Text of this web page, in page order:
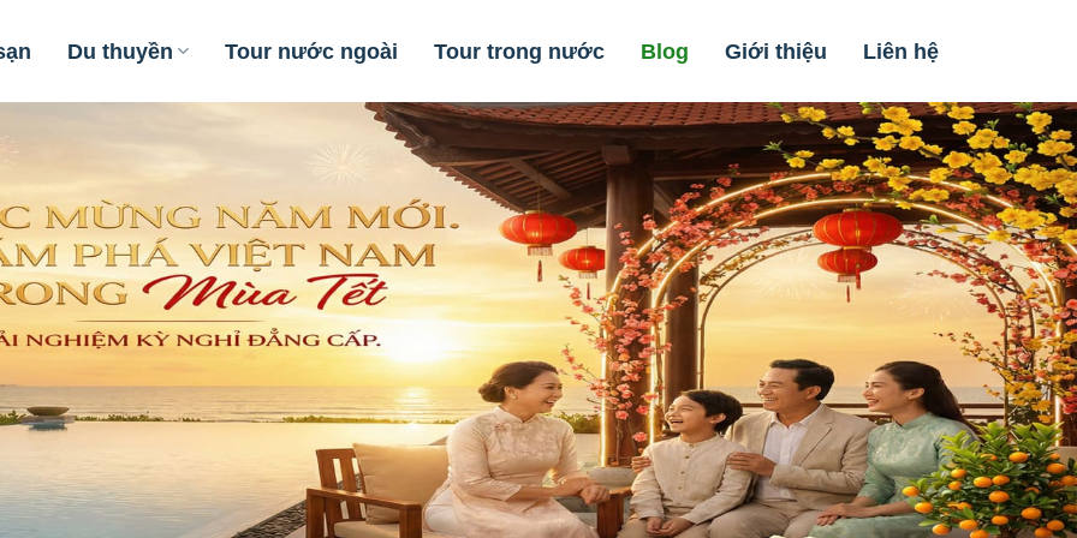
Du thuyền Tour nước ngoài Tour trong nước Blog Giới thiệu Liên hệ